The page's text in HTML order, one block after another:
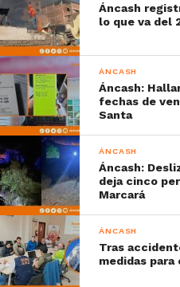
Áncash
lo que va del
ÁNCASH
Áncash:
fechas de
Santa
ÁNCASH
Áncash:
deja cinco
Marcará
ÁNCASH
Tras
medidas para